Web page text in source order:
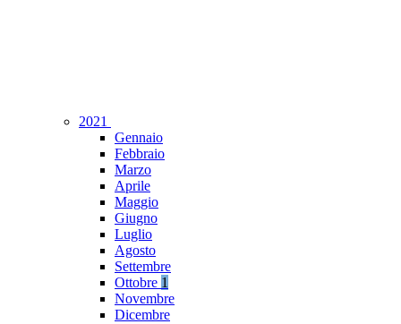
2021
Gennaio
Febbraio
Marzo
Aprile
Maggio
Giugno
Luglio
Agosto
Settembre
Ottobre 1
Novembre
Dicembre